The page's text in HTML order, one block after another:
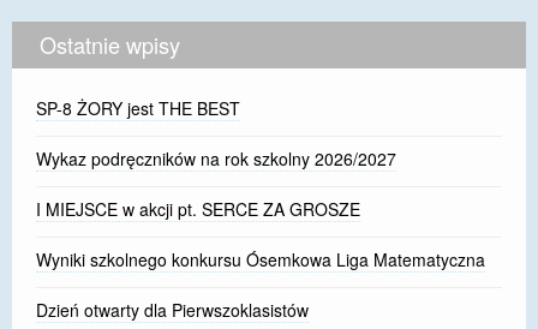
Ostatnie wpisy
SP-8 ŻORY jest THE BEST
Wykaz podręczników na rok szkolny 2026/2027
I MIEJSCE w akcji pt. SERCE ZA GROSZE
Wyniki szkolnego konkursu Ósemkowa Liga Matematyczna
Dzień otwarty dla Pierwszoklasistów